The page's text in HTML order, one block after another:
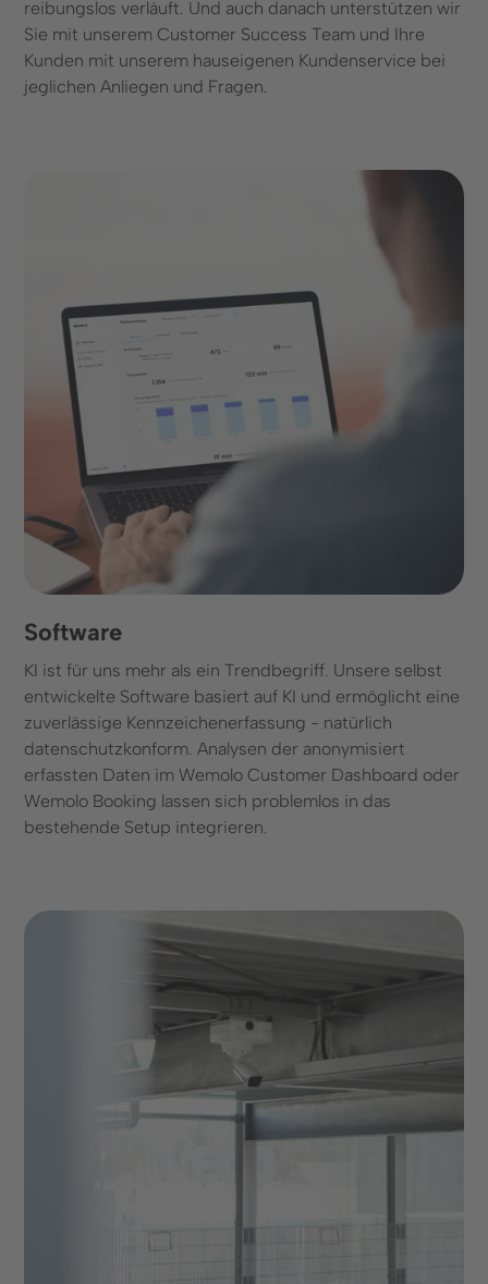
reibungslos verläuft. Und auch danach unterstützen wir
Sie mit unserem Customer Success Team und Ihre
Kunden mit unserem hauseigenen Kundenservice bei
jeglichen Anliegen und Fragen.
Software
KI ist für uns mehr als ein Trendbegriff. Unsere selbst
entwickelte Software basiert auf KI und ermöglicht eine
zuverlässige Kennzeichenerfassung - natürlich
datenschutzkonform. Analysen der anonymisiert
erfassten Daten im Wemolo Customer Dashboard oder
Wemolo Booking lassen sich problemlos in das
bestehende Setup integrieren.